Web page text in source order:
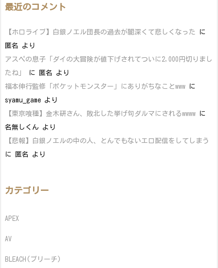
最近のコメント
【ホロライブ】白銀ノエル団長の過去が闇深くて悲しくなった
に
匿名
より
アスペの息子「ダイの大冒険が値下げされてついに2,000円切りまし
たね」
に 匿名
より
福本伸行監修「ポケットモンスター」にありがちなことwww に
syamu_game より
【東京喰種】金木研さん、敗北した挙げ句ダルマにされるwwww に
名無しくん より
【悲報】白銀ノエルの中の人、とんでもないエロ配信をしてしまう
に
匿名 より
カテゴリー
APEX
AV
BLEACH(ブリーチ)